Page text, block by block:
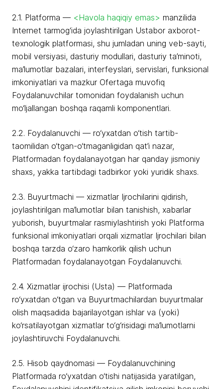
2.1. Platforma — <Havola haqiqiy emas> manzilida
Internet tarmog‘ida joylashtirilgan Ustabor axborot-
texnologik platformasi, shu jumladan uning veb-sayti,
mobil versiyasi, dasturiy modullari, dasturiy ta’minoti,
ma’lumotlar bazalari, interfeyslari, servislari, funksional
imkoniyatlari va mazkur Ofertaga muvofiq
Foydalanuvchilar tomonidan foydalanish uchun
mo‘ljallangan boshqa raqamli komponentlari.
2.2. Foydalanuvchi — ro‘yxatdan o‘tish tartib-
taomilidan o‘tgan-o‘tmaganligidan qat’i nazar,
Platformadan foydalanayotgan har qanday jismoniy
shaxs, yakka tartibdagi tadbirkor yoki yuridik shaxs.
2.3. Buyurtmachi — xizmatlar Ijrochilarini qidirish,
joylashtirilgan ma’lumotlar bilan tanishish, xabarlar
yuborish, buyurtmalar rasmiylashtirish yoki Platforma
funksional imkoniyatlari orqali xizmatlar Ijrochilari bilan
boshqa tarzda o‘zaro hamkorlik qilish uchun
Platformadan foydalanayotgan Foydalanuvchi.
2.4. Xizmatlar ijrochisi (Usta) — Platformada
ro‘yxatdan o‘tgan va Buyurtmachilardan buyurtmalar
olish maqsadida bajarilayotgan ishlar va (yoki)
ko‘rsatilayotgan xizmatlar to‘g‘risidagi ma’lumotlarni
joylashtiruvchi Foydalanuvchi.
2.5. Hisob qaydnomasi — Foydalanuvchining
Platformada ro‘yxatdan o‘tishi natijasida yaratilgan,